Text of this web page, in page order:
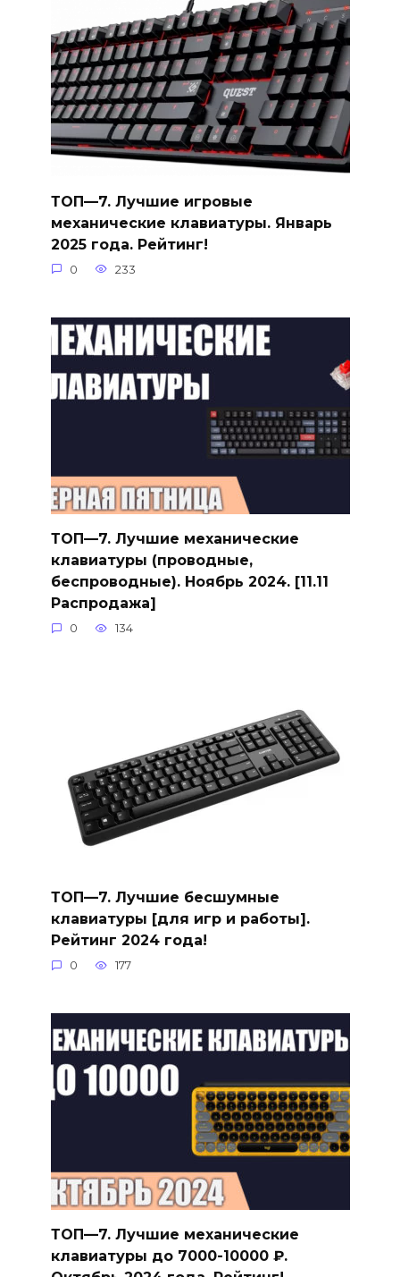
ТОП—7. Лучшие игровые
механические клавиатуры. Январь
2025 года. Рейтинг!
0 233
ТОП—7. Лучшие механические
клавиатуры (проводные,
беспроводные). Ноябрь 2024. [11.11
Распродажа]
0 134
ТОП—7. Лучшие бесшумные
клавиатуры [для игр и работы].
Рейтинг 2024 года!
0 177
ТОП—7. Лучшие механические
клавиатуры до 7000-10000 ₽.